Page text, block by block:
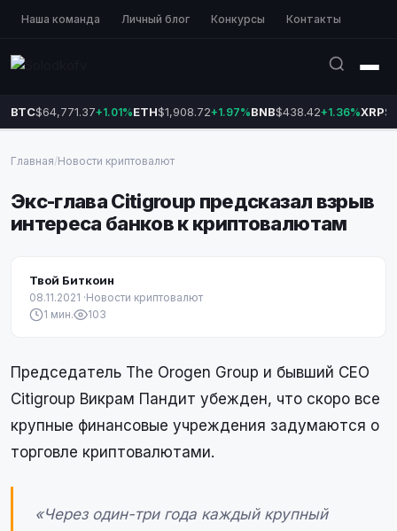
Наша команда Личный блог Конкурсы Контакты
BTC$64,771.37+1.01%ETH$1,908.72+1.97%BNB$438.42+1.36%XRP
Главная/Новости криптовалют
Экс-глава Citigroup предсказал взрыв
интереса банков к криптовалютам
Твой Биткоин
08.11.2021 ·Новости криптовалют
1 мин.
103
Председатель The Orogen Group и бывший CEO
Citigroup Викрам Пандит убежден, что скоро все
крупные финансовые учреждения задумаются о
торговле криптовалютами.
«Через один-три года каждый крупный